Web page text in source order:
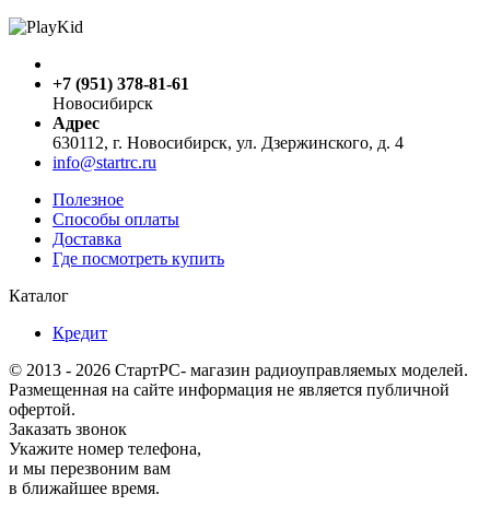
+7 (951) 378-81-61
Новосибирск
Адрес
630112, г. Новосибирск, ул. Дзержинского, д. 4
info@startrc.ru
Полезное
Способы оплаты
Доставка
Где посмотреть купить
Каталог
Кредит
© 2013 - 2026 СтартРС- магазин радиоуправляемых моделей.
Размещенная на сайте информация не является публичной
офертой.
Заказать звонок
Укажите номер телефона,
и мы перезвоним вам
в ближайшее время.